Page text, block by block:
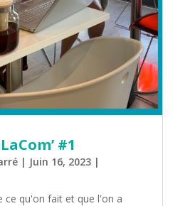
#1
| Juin 16, 2023|
ce qu'on fait et que l'on a